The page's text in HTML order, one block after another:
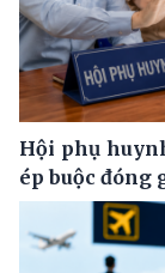
Hội phụ
ép buộc đóng